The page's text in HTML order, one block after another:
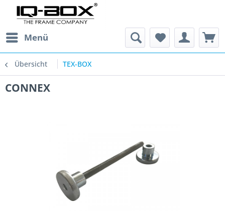
Menü
Übersicht TEX-BOX
CONNEX